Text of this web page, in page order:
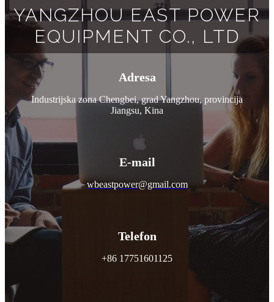
YANGZHOU EAST POWER
EQUIPMENT CO., LTD
Adresa
Industrijska zona Chengbei, grad Yangzhou, provincija
Jiangsu, Kina
E-mail
wbeastpower@gmail.com
Telefon
+86 17751601125